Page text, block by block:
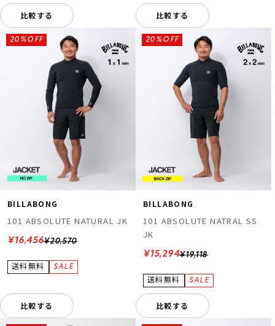
比較する 比較する
BILLABONG
101 ABSOLUTE NATURAL JK
¥20,570
20%OFF
¥16,456
比較する
BILLABONG
101 ABSOLUTE NATRAL SS
JK
¥19,118
20%OFF
¥15,294
比較する